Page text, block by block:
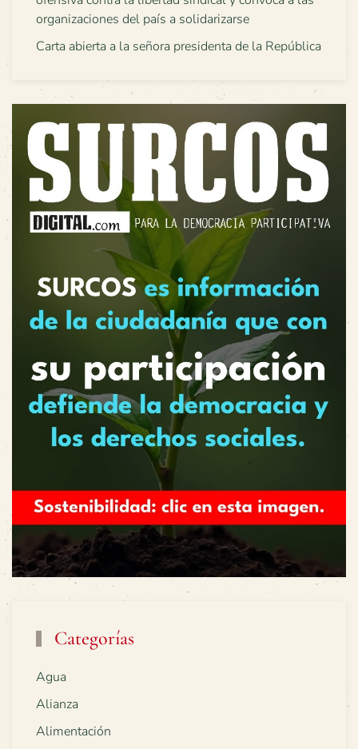
organizaciones del país a solidarizarse
Carta abierta a la señora presidenta de la República
Categorías
Agua
Alianza
Alimentación